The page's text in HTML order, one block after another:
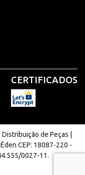
CERTIFICADOS
de Peças |
CEP: 18087-220 -
0027-11.